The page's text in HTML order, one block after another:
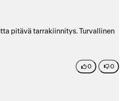
pitävä tarrakiinnitys. Turvallinen
0 0